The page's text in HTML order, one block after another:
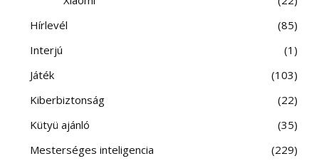
Hírlevél
85
Interjú
1
Játék
103
Kiberbiztonság
22
Kütyü ajánló
35
Mesterséges inteligencia
229